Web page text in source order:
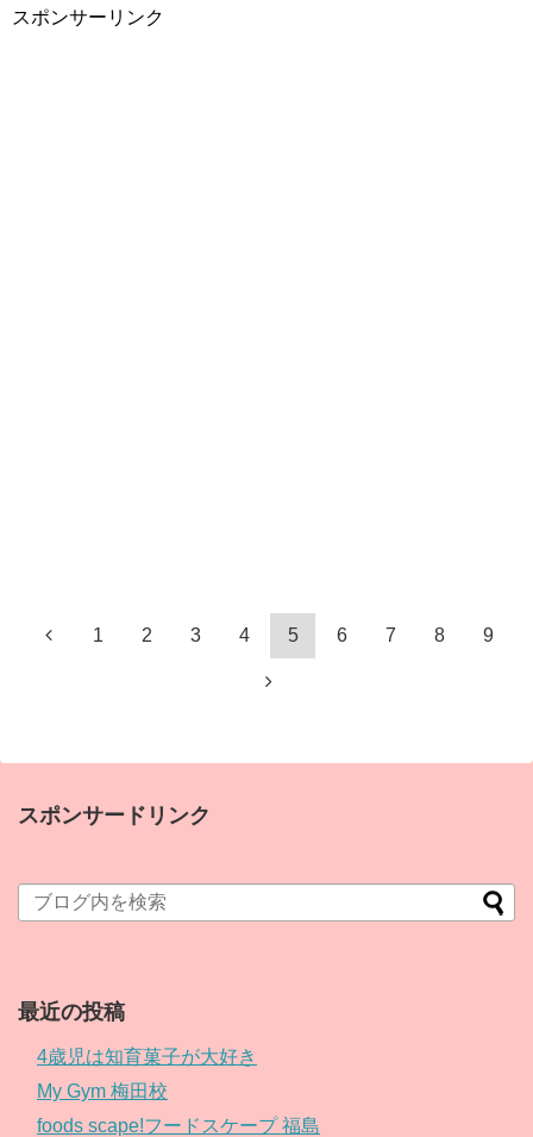
スポンサーリンク
1 2 3 4 5 6 7 8 9
スポンサードリンク
最近の投稿
4歳児は知育菓子が大好き
My Gym 梅田校
foods scape!フードスケープ 福島